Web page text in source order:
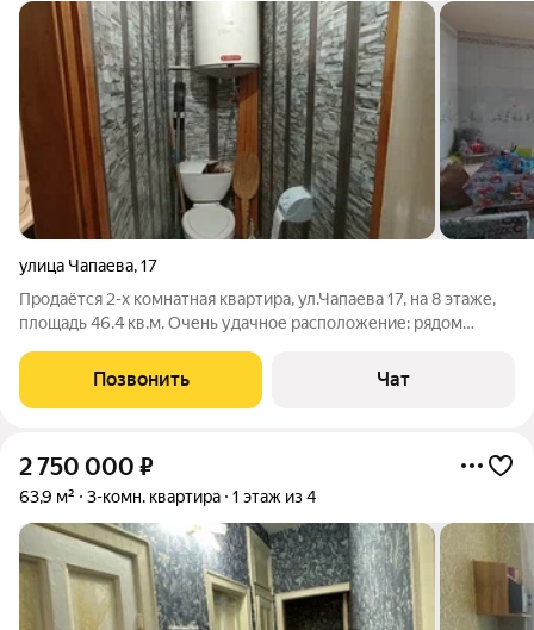
улица Чапаева,17
Продаётся 2-х комнатная квартира, ул.Чапаева 17, на 8 этаже,
площадь 46.4 кв.м. Очень удачное расположение: рядом
доступности школа, детский сад, автовокзал. Стоимость 1 500
000 руб. Срочная
Позвонить Чат
2 750 000 ₽
63,9 м² 3-комн. квартира 1 этаж из 4